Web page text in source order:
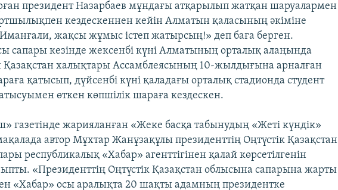
президент Назарбаев мұндағы атқарылып жатқан шаруалармен
кездескеннен кейін Алматын қаласының әкіміне
жақсы жұмыс істеп жатырсың!» деп баға берген.
сапары кезінде жексенбі күні Алматының орталық алаңында
Қазақстан халықтары Ассамблеясының 10-жылдығына арналған
қатысып, дүйсенбі күні қаладағы орталық стадионда студент
өткен көпшілік шараға кездескен.
газетінде жарияланған «Жеке басқа табынудың «Жеті күндік»
автор Мұхтар Жанұзақұлы президенттің Оңтүстік Қазақстан
республикалық «Хабар» агенттігінен қалай көрсетілгенін
«Президенттің Оңтүстік Қазақстан облысына сапарына жарты
«Хабар» осы аралықта 20 шақты адамның президентке